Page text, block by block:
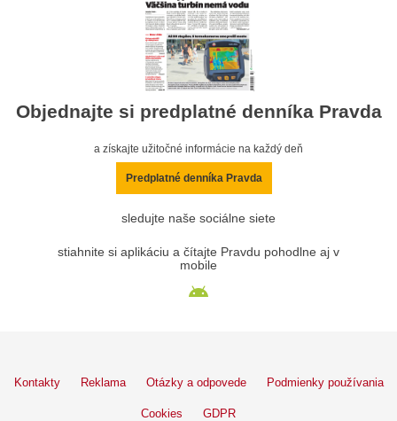
Objednajte si predplatné denníka Pravda
a získajte užitočné informácie na každý deň
Predplatné denníka Pravda
sledujte naše sociálne siete
stiahnite si aplikáciu a čítajte Pravdu pohodlne aj v
mobile
Kontakty Reklama Otázky a odpovede Podmienky používania
Cookies GDPR